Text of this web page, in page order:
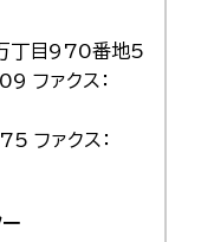
丁目970番地5
ファクス：
ファクス：